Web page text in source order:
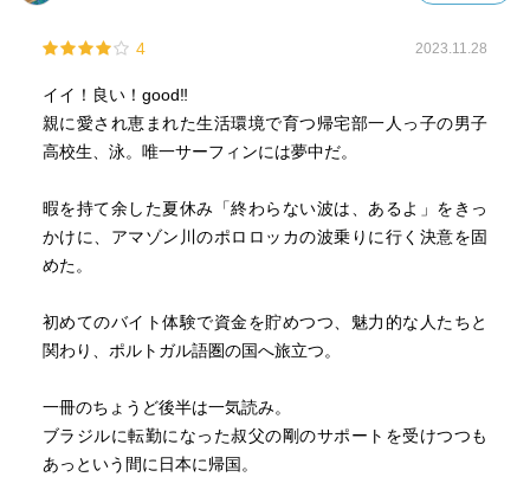
4 2023.11.28
イイ！良い！good‼︎
親に愛され恵まれた生活環境で育つ帰宅部一人っ子の男子
高校生、泳。唯一サーフィンには夢中だ。
暇を持て余した夏休み「終わらない波は、あるよ」をきっ
かけに、アマゾン川のポロロッカの波乗りに行く決意を固
めた。
初めてのバイト体験で資金を貯めつつ、魅力的な人たちと
関わり、ポルトガル語圏の国へ旅立つ。
一冊のちょうど後半は一気読み。
ブラジルに転勤になった叔父の剛のサポートを受けつつも
あっという間に日本に帰国。